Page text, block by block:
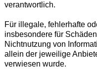
verantwortlich.
Für illegale, fehlerhafte
insbesondere für
Nichtnutzung von
allein der jeweilige
verwiesen wurde.